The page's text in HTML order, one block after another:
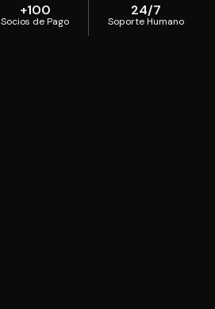
+100
Socios de Pago
24/7
Soporte Humano